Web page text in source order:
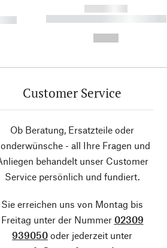
------------
----------- ----------- ----------
Customer Service
Ob Beratung, Ersatzteile oder
- all Ihre Fragen und
behandelt unser Customer
Service persönlich und fundiert.
Sie erreichen uns von Montag bis
Freitag unter der Nummer 02309
939050 oder jederzeit unter